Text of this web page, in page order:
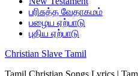
பரிசுத்த வேதாகமம்
பழைய ஏற்பாடு
புதிய ஏற்பாடு
Christian Slave Tamil